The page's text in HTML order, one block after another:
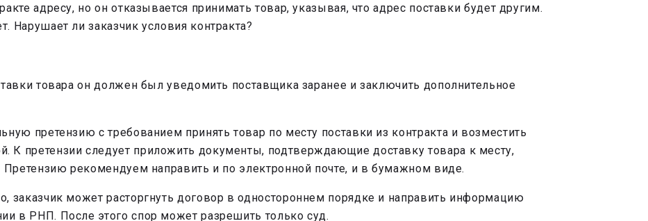
адресу, но он отказывается принимать товар, указывая, что адрес поставки будет другим.
Нарушает ли заказчик условия контракта?
товара он должен был уведомить поставщика заранее и заключить дополнительное
претензию с требованием принять товар по месту поставки из контракта и возместить
К претензии следует приложить документы, подтверждающие доставку товара к месту,
Претензию рекомендуем направить и по электронной почте, и в бумажном виде.
заказчик может расторгнуть договор в одностороннем порядке и направить информацию
в РНП. После этого спор может разрешить только суд.